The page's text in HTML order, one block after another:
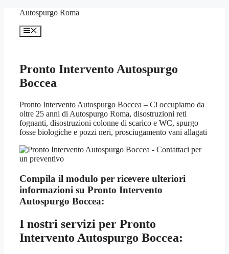
contenuto
Autospurgo Roma
Menu
Pronto Intervento Autospurgo
Boccea
Pronto Intervento Autospurgo Boccea – Ci occupiamo da
oltre 25 anni di Autospurgo Roma, disostruzioni reti
fognanti, disostruzioni colonne di scarico e WC, spurgo
fosse biologiche e pozzi neri, prosciugamento vani allagati
Compila il modulo per ricevere ulteriori
informazioni su Pronto Intervento
Autospurgo Boccea:
I nostri servizi per Pronto
Intervento Autospurgo Boccea: